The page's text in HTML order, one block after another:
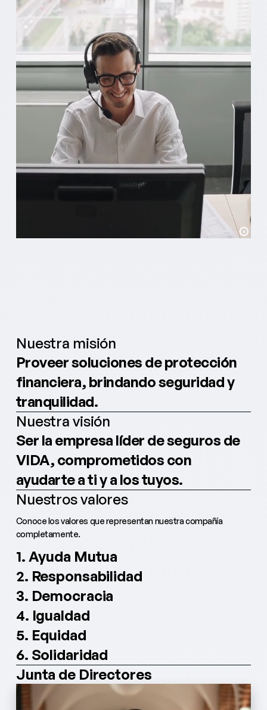
Nuestra misión
Proveer soluciones de protección
financiera, brindando seguridad y
tranquilidad.
Nuestra visión
Ser la empresa líder de seguros de
VIDA, comprometidos con
ayudarte a ti y a los tuyos.
Nuestros valores
Conoce los valores que representan nuestra compañía
completamente.
1. Ayuda Mutua
2. Responsabilidad
3. Democracia
4. Igualdad
5. Equidad
6. Solidaridad
Junta de Directores